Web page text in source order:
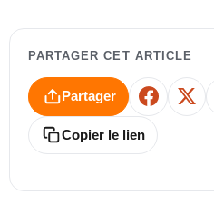
PARTAGER CET ARTICLE
Partager Facebook
X
Copier le lien